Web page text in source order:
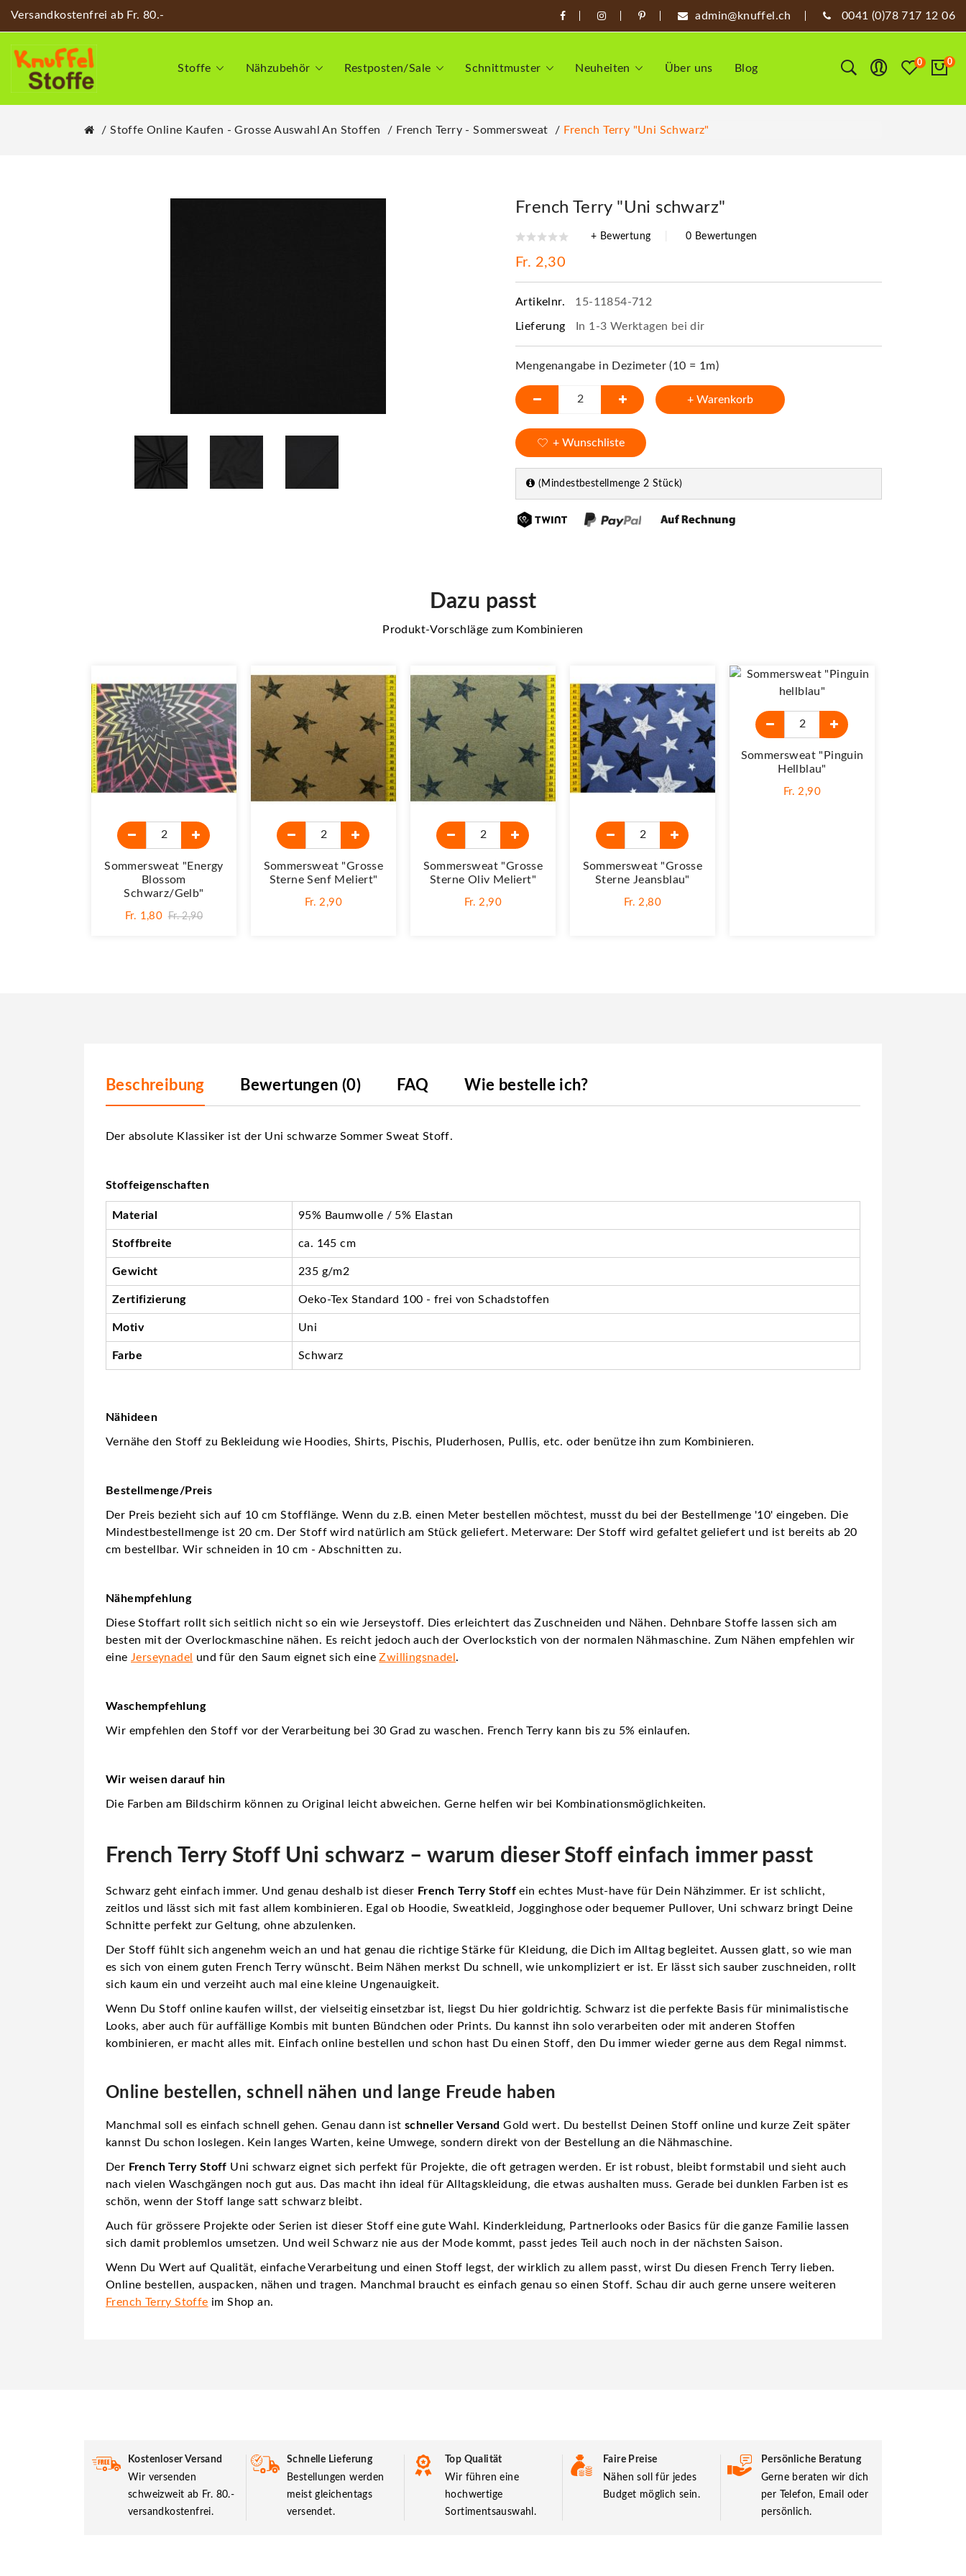
Versandkostenfrei ab Fr. 80.- admin@knuffel.ch 0041 (0)78 717 12 06
Stoffe Nähzubehör Restposten/Sale Schnittmuster Neuheiten Über uns Blog 0 0
Stoffe Online Kaufen - Grosse Auswahl An Stoffen French Terry - Sommersweat French Terry "Uni Schwarz"
French Terry "Uni schwarz"
+ Bewertung 0 Bewertungen
Fr. 2,30
Artikelnr. 15-11854-712
Lieferung In 1-3 Werktagen bei dir
Mengenangabe in Dezimeter (10 = 1m)
+ Warenkorb
+ Wunschliste
(Mindestbestellmenge 2 Stück)
Dazu passt
Produkt-Vorschläge zum Kombinieren
Sommersweat "Energy
Blossom
Schwarz/gelb"
Fr. 1,80 Fr. 2,90
Sommersweat "Grosse
Sterne Senf Meliert"
Fr. 2,90
Sommersweat "Grosse
Sterne Oliv Meliert"
Fr. 2,90
Sommersweat "Grosse
Sterne Jeansblau"
Fr. 2,80
Sommersweat "Pinguin
Hellblau"
Fr. 2,90
Beschreibung Bewertungen (0) FAQ Wie bestelle ich?
Der absolute Klassiker ist der Uni schwarze Sommer Sweat Stoff.
Stoffeigenschaften
Material 95% Baumwolle / 5% Elastan
Stoffbreite ca. 145 cm
Gewicht 235 g/m2
Zertifizierung Oeko-Tex Standard 100 - frei von Schadstoffen
Motiv Uni
Farbe Schwarz
Nähideen
Vernähe den Stoff zu Bekleidung wie Hoodies, Shirts, Pischis, Pluderhosen, Pullis, etc. oder benütze ihn zum Kombinieren.
Bestellmenge/Preis
Der Preis bezieht sich auf 10 cm Stofflänge. Wenn du z.B. einen Meter bestellen möchtest, musst du bei der Bestellmenge '10' eingeben. Die
Mindestbestellmenge ist 20 cm. Der Stoff wird natürlich am Stück geliefert. Meterware: Der Stoff wird gefaltet geliefert und ist bereits ab 20
cm bestellbar. Wir schneiden in 10 cm - Abschnitten zu.
Nähempfehlung
Diese Stoffart rollt sich seitlich nicht so ein wie Jerseystoff. Dies erleichtert das Zuschneiden und Nähen. Dehnbare Stoffe lassen sich am
besten mit der Overlockmaschine nähen. Es reicht jedoch auch der Overlockstich von der normalen Nähmaschine. Zum Nähen empfehlen wir
eine Jerseynadel und für den Saum eignet sich eineZwillingsnadel .
Waschempfehlung
Wir empfehlen den Stoff vor der Verarbeitung bei 30 Grad zu waschen. French Terry kann bis zu 5% einlaufen.
Wir weisen darauf hin
Die Farben am Bildschirm können zu Original leicht abweichen. Gerne helfen wir bei Kombinationsmöglichkeiten.
French Terry Stoff Uni schwarz – warum dieser Stoff einfach immer passt
Schwarz geht einfach immer. Und genau deshalb ist dieser French Terry Stoff ein echtes Must-have für Dein Nähzimmer. Er ist schlicht,
zeitlos und lässt sich mit fast allem kombinieren. Egal ob Hoodie, Sweatkleid, Jogginghose oder bequemer Pullover, Uni schwarz bringt Deine
Schnitte perfekt zur Geltung, ohne abzulenken.
Der Stoff fühlt sich angenehm weich an und hat genau die richtige Stärke für Kleidung, die Dich im Alltag begleitet. Aussen glatt, so wie man
es sich von einem guten French Terry wünscht. Beim Nähen merkst Du schnell, wie unkompliziert er ist. Er lässt sich sauber zuschneiden, rollt
sich kaum ein und verzeiht auch mal eine kleine Ungenauigkeit.
Wenn Du Stoff online kaufen willst, der vielseitig einsetzbar ist, liegst Du hier goldrichtig. Schwarz ist die perfekte Basis für minimalistische
Looks, aber auch für auffällige Kombis mit bunten Bündchen oder Prints. Du kannst ihn solo verarbeiten oder mit anderen Stoffen
kombinieren, er macht alles mit. Einfach online bestellen und schon hast Du einen Stoff, den Du immer wieder gerne aus dem Regal nimmst.
Online bestellen, schnell nähen und lange Freude haben
Manchmal soll es einfach schnell gehen. Genau dann ist schneller Versand Gold wert. Du bestellst Deinen Stoff online und kurze Zeit später
kannst Du schon loslegen. Kein langes Warten, keine Umwege, sondern direkt von der Bestellung an die Nähmaschine.
Der French Terry Stoff Uni schwarz eignet sich perfekt für Projekte, die oft getragen werden. Er ist robust, bleibt formstabil und sieht auch
nach vielen Waschgängen noch gut aus. Das macht ihn ideal für Alltagskleidung, die etwas aushalten muss. Gerade bei dunklen Farben ist es
schön, wenn der Stoff lange satt schwarz bleibt.
Auch für grössere Projekte oder Serien ist dieser Stoff eine gute Wahl. Kinderkleidung, Partnerlooks oder Basics für die ganze Familie lassen
sich damit problemlos umsetzen. Und weil Schwarz nie aus der Mode kommt, passt jedes Teil auch noch in der nächsten Saison.
Wenn Du Wert auf Qualität, einfache Verarbeitung und einen Stoff legst, der wirklich zu allem passt, wirst Du diesen French Terry lieben.
Online bestellen, auspacken, nähen und tragen. Manchmal braucht es einfach genau so einen Stoff. Schau dir auch gerne unsere weiteren
French Terry Stoffe im Shop an.
Kostenloser Versand
Wir versenden
schweizweit ab Fr. 80.-
versandkostenfrei.
Schnelle Lieferung
Bestellungen werden
meist gleichentags
versendet.
Top Qualität
Wir führen eine
hochwertige
Sortimentsauswahl.
Faire Preise
Nähen soll für jedes
Budget möglich sein.
Persönliche Beratung
Gerne beraten wir dich
per Telefon, Email oder
persönlich.